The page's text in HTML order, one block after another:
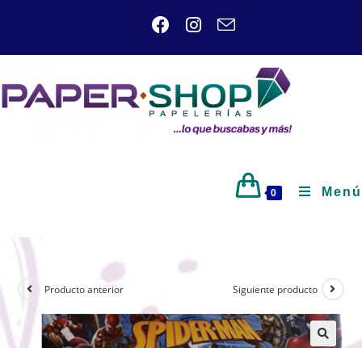
0 Menú
Producto anterior Siguiente producto